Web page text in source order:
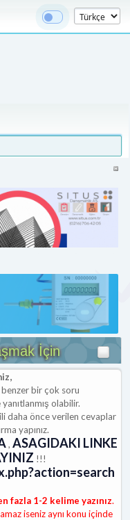
İçin
benzer bir çok soru
olabilir.
daha önce verilen cevaplar
yapınız.
, ASAGIDAKI LINKE
!!!
fazla 1-2 kelime yazınız.
iseniz aynı konu içinde